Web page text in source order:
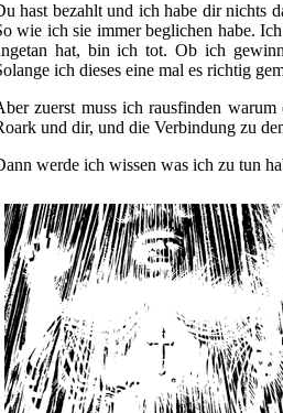
hast bezahlt und ich habe dir nichts
wie ich sie immer beglichen habe.
hat, bin ich tot. Ob ich
ich dieses eine mal es richtig
zuerst muss ich rausfinden
und dir, und die Verbindung zu
werde ich wissen was ich zu tun